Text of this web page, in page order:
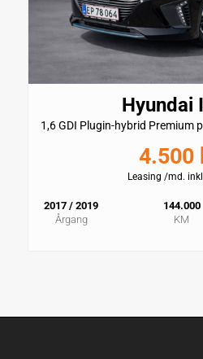
Hyundai
1,6 GDI Plugin-hybrid Premium
4.500
Leasing /md.
2017 / 2019
Årgang
144.000
KM